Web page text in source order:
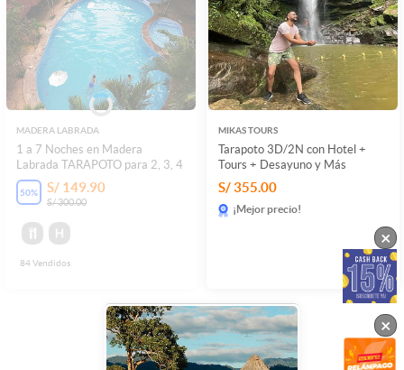
MADERA LABRADA
1 a 7 Noches en Madera
Labrada TARAPOTO para 2, 3, 4
50% S/ 149.90
S/ 300.00
84Vendidos
MIKAS TOURS
Tarapoto 3D/2N con Hotel +
Tours + Desayuno y Más
S/ 355.00
¡Mejor precio!
×
×